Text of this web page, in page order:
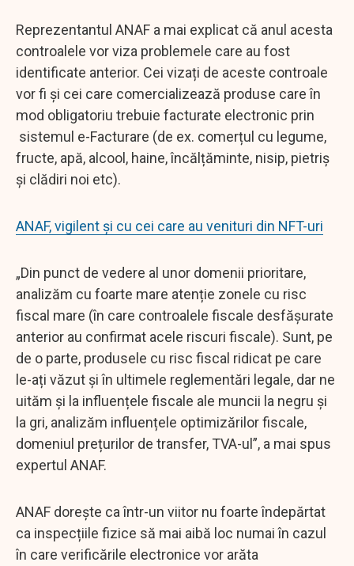
Reprezentantul ANAF a mai explicat că anul acesta
controalele vor viza problemele care au fost
identificate anterior. Cei vizați de aceste controale
vor fi și cei care comercializează produse care în
mod obligatoriu trebuie facturate electronic prin
sistemul e-Facturare (de ex. comerțul cu legume,
fructe, apă, alcool, haine, încălțăminte, nisip, pietriș
și clădiri noi etc).
ANAF, vigilent și cu cei care au venituri din NFT-uri
„Din punct de vedere al unor domenii prioritare,
analizăm cu foarte mare atenție zonele cu risc
fiscal mare (în care controalele fiscale desfășurate
anterior au confirmat acele riscuri fiscale). Sunt, pe
de o parte, produsele cu risc fiscal ridicat pe care
le-ați văzut și în ultimele reglementări legale, dar ne
uităm și la influențele fiscale ale muncii la negru și
la gri, analizăm influențele optimizărilor fiscale,
domeniul prețurilor de transfer, TVA-ul”, a mai spus
expertul ANAF.
ANAF dorește ca într-un viitor nu foarte îndepărtat
ca inspecțiile fizice să mai aibă loc numai în cazul
în care verificările electronice vor arăta